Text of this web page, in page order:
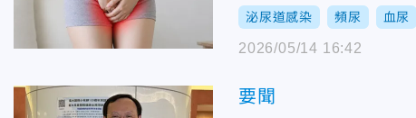
泌尿道感染 頻尿 血尿
2026/05/14 16:42
要聞